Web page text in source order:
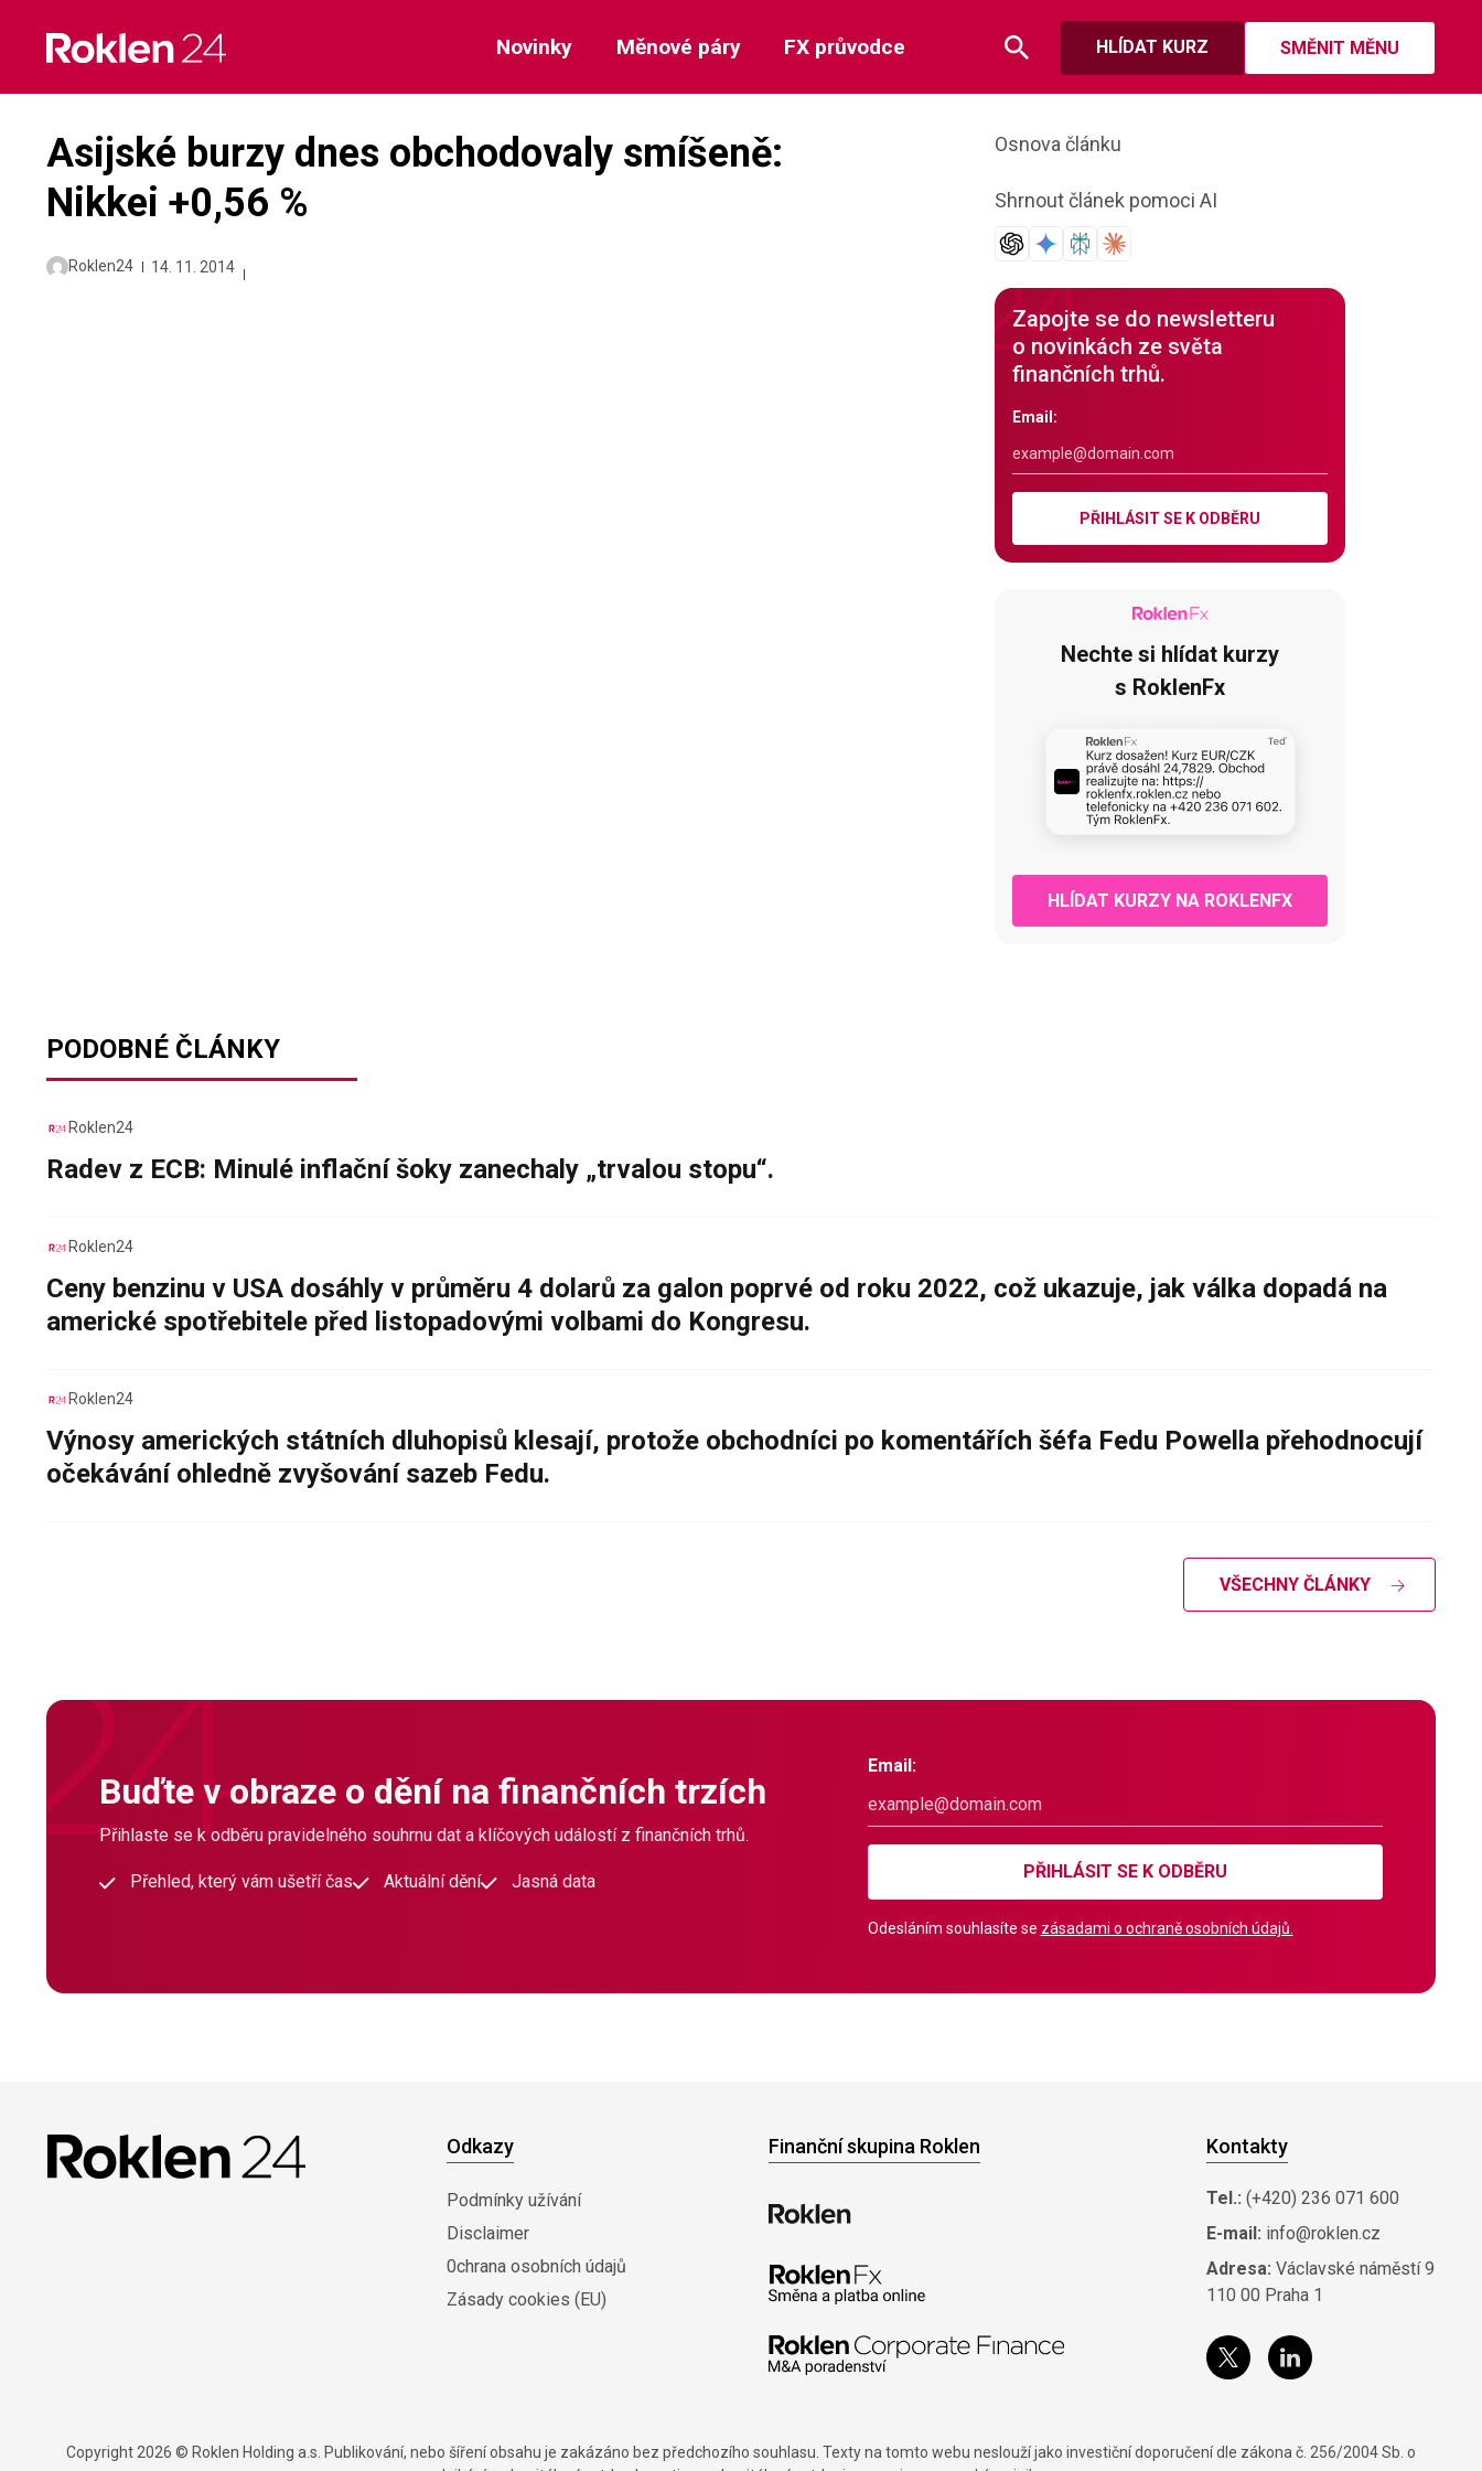
content
HLÍDAT KURZ SMĚNIT MĚNU
Novinky Měnové páry FX průvodce
Asijské burzy dnes obchodovaly smíšeně:
Nikkei +0,56 %
Roklen24 14. 11. 2014
Osnova článku
Shrnout článek pomoci AI
Zapojte se do newsletteru
o novinkách ze světa
finančních trhů.
Email:
PŘIHLÁSIT SE K ODBĚRU
Nechte si hlídat kurzy
s RoklenFx
HLÍDAT KURZY NA ROKLENFX
PODOBNÉ ČLÁNKY
Roklen24
Radev z ECB: Minulé inflační šoky zanechaly „trvalou stopu“.
Roklen24
Ceny benzinu v USA dosáhly v průměru 4 dolarů za galon poprvé od roku 2022, což ukazuje, jak válka dopadá na
americké spotřebitele před listopadovými volbami do Kongresu.
Roklen24
Výnosy amerických státních dluhopisů klesají, protože obchodníci po komentářích šéfa Fedu Powella přehodnocují
očekávání ohledně zvyšování sazeb Fedu.
VŠECHNY ČLÁNKY
Buďte v obraze o dění na finančních trzích
Přihlaste se k odběru pravidelného souhrnu dat a klíčových událostí z finančních trhů.
Přehled, který vám ušetří čas Aktuální dění Jasná data
Email:
PŘIHLÁSIT SE K ODBĚRU
Odesláním souhlasíte se zásadami o ochraně osobních údajů.
Odkazy
Podmínky užívání
Disclaimer
0chrana osobních údajů
Zásady cookies (EU)
Finanční skupina Roklen Kontakty
Tel.: (+420) 236 071 600
E-mail: info@roklen.cz
Adresa: Václavské náměstí 9
110 00 Praha 1
Copyright 2026 © Roklen Holding a.s. Publikování, nebo šíření obsahu je zakázáno bez předchozího souhlasu. Texty na tomto webu neslouží jako investiční doporučení dle zákona č. 256/2004 Sb. o